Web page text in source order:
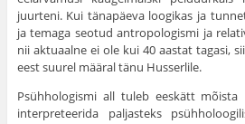
juurteni. Kui tänapäeva loogikas ja
ja temaga seotud antropologismi ja
nii aktuaalne ei ole kui 40 aastat tagasi,
eest suurel määral tänu Husserlile.
Psühhologismi all tuleb eeskätt mõista
interpreteerida paljasteks